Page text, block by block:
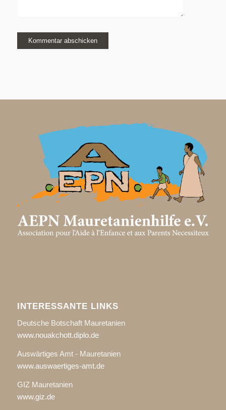
INTERESSANTE LINKS
Deutsche Botschaft Mauretanien
www.nouakchott.diplo.de
Auswärtiges Amt - Mauretanien
www.auswaertiges-amt.de
GIZ Mauretanien
www.giz.de